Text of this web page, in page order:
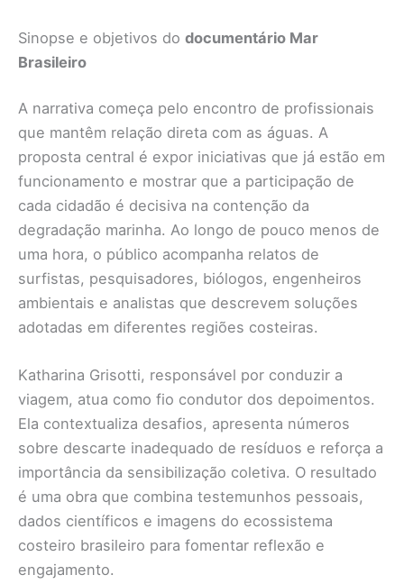
Sinopse e objetivos do documentário Mar
Brasileiro
A narrativa começa pelo encontro de profissionais
que mantêm relação direta com as águas. A
proposta central é expor iniciativas que já estão em
funcionamento e mostrar que a participação de
cada cidadão é decisiva na contenção da
degradação marinha. Ao longo de pouco menos de
uma hora, o público acompanha relatos de
surfistas, pesquisadores, biólogos, engenheiros
ambientais e analistas que descrevem soluções
adotadas em diferentes regiões costeiras.
Katharina Grisotti, responsável por conduzir a
viagem, atua como fio condutor dos depoimentos.
Ela contextualiza desafios, apresenta números
sobre descarte inadequado de resíduos e reforça a
importância da sensibilização coletiva. O resultado
é uma obra que combina testemunhos pessoais,
dados científicos e imagens do ecossistema
costeiro brasileiro para fomentar reflexão e
engajamento.